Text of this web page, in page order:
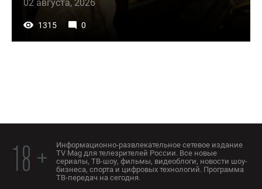
02 августа, 2026
1315 0
18 +
Информационно-развлекательное сетевое издание
TV Mag для телезрителей России. Все новые
сериалы, ТВ-шоу, фильмы, видеоблоги, новости шоу-
бизнеса, спорта и цифровых технологий. Программа
ТВ-передач на сегодня.